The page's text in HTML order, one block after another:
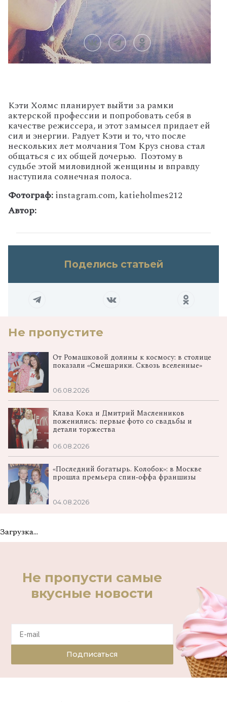
Кэти Холмс планирует выйти за рамки
актерской профессии и попробовать себя в
качестве режиссера, и этот замысел придает ей
сил и энергии. Радует Кэти и то, что после
нескольких лет молчания Том Круз снова стал
общаться с их общей дочерью. Поэтому в
судьбе этой миловидной женщины и вправду
наступила солнечная полоса.
Фотограф:instagram.com, katieholmes212
Автор:
Поделись статьей
Не пропустите
От Ромашковой долины к космосу: в столице
показали «Смешарики. Сквозь вселенные»
06.08.2026
Клава Кока и Дмитрий Масленников
поженились: первые фото со свадьбы и
детали торжества
06.08.2026
«Последний богатырь. Колобок»: в Москве
прошла премьера спин‑оффа франшизы
04.08.2026
Загрузка...
Не пропусти самые
вкусные новости
Подписаться